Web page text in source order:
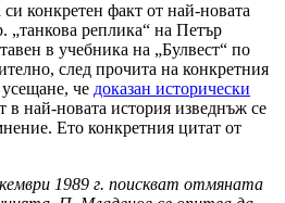
конкретен факт от най-новата
„танкова реплика“ на Петър
в учебника на „Булвест“ по
след прочита на конкретния
усещане, че доказан исторически
в най-новата история изведнъж се
Ето конкретния цитат от
1989 г. поискват отмяната